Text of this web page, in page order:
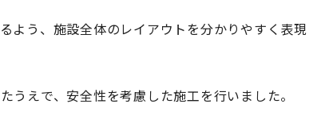
よう、施設全体のレイアウトを分かりやすく表現
えで、安全性を考慮した施工を行いました。